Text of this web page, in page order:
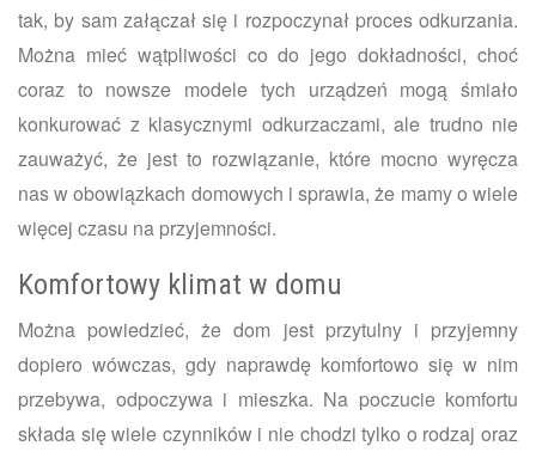
tak, by sam załączał się i rozpoczynał proces odkurzania.
Można mieć wątpliwości co do jego dokładności, choć
coraz to nowsze modele tych urządzeń mogą śmiało
konkurować z klasycznymi odkurzaczami, ale trudno nie
zauważyć, że jest to rozwiązanie, które mocno wyręcza
nas w obowiązkach domowych i sprawia, że mamy o wiele
więcej czasu na przyjemności.
Komfortowy klimat w domu
Można powiedzieć, że dom jest przytulny i przyjemny
dopiero wówczas, gdy naprawdę komfortowo się w nim
przebywa, odpoczywa i mieszka. Na poczucie komfortu
składa się wiele czynników i nie chodzi tylko o rodzaj oraz